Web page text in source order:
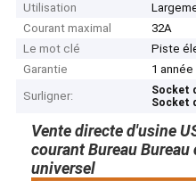
Utilisation
Courant maximal
32A
Le mot clé
Piste
Garantie
1 année
Surligner:
Socket
Socket
Vente directe d'usine
courant Bureau Bureau
universel